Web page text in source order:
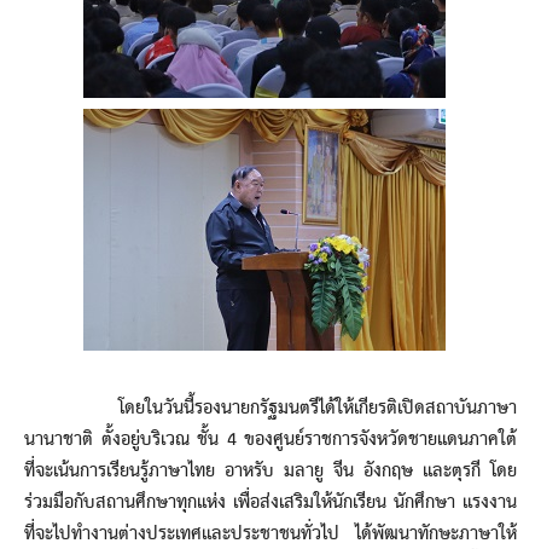
โดยในวันนี้รองนายกรัฐมนตรีได้ให้เกียรติเปิดสถาบันภาษา
นานาชาติ ตั้งอยู่บริเวณ ชั้น 4 ของศูนย์ราชการจังหวัดชายแดนภาคใต้
ที่จะเน้นการเรียนรู้ภาษาไทย อาหรับ มลายู จีน อังกฤษ และตุรกี โดย
ร่วมมือกับสถานศึกษาทุกแห่ง เพื่อส่งเสริมให้นักเรียน นักศึกษา แรงงาน
ที่จะไปทำงานต่างประเทศและประชาชนทั่วไป ได้พัฒนาทักษะภาษาให้